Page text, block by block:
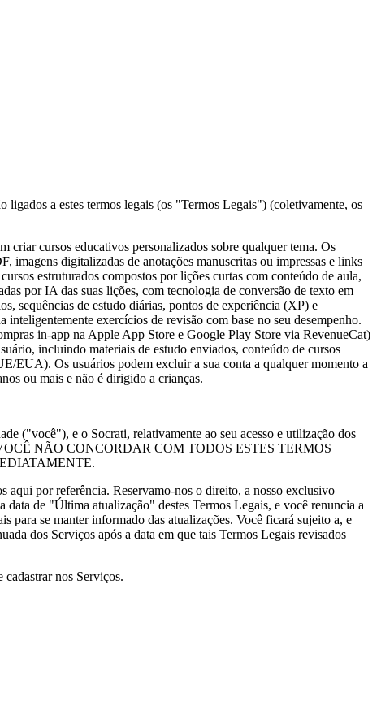
a estes termos legais (os "Termos Legais") (coletivamente, os
cursos educativos personalizados sobre qualquer tema. Os
imagens digitalizadas de anotações manuscritas ou impressas e links
estruturados compostos por lições curtas com conteúdo de aula,
por IA das suas lições, com tecnologia de conversão de texto em
sequências de estudo diárias, pontos de experiência (XP) e
exercícios de revisão com base no seu desempenho.
in-app na Apple App Store e Google Play Store via RevenueCat)
incluindo materiais de estudo enviados, conteúdo de cursos
EUA). Os usuários podem excluir a sua conta a qualquer momento a
ou mais e não é dirigido a crianças.
("você"), e o Socrati, relativamente ao seu acesso e utilização dos
VOCÊ NÃO CONCORDAR COM TODOS ESTES TERMOS
aqui por referência. Reservamo-nos o direito, a nosso exclusivo
data de "Última atualização" destes Termos Legais, e você renuncia a
para se manter informado das atualizações. Você ficará sujeito a, e
dos Serviços após a data em que tais Termos Legais revisados
cadastrar nos Serviços.